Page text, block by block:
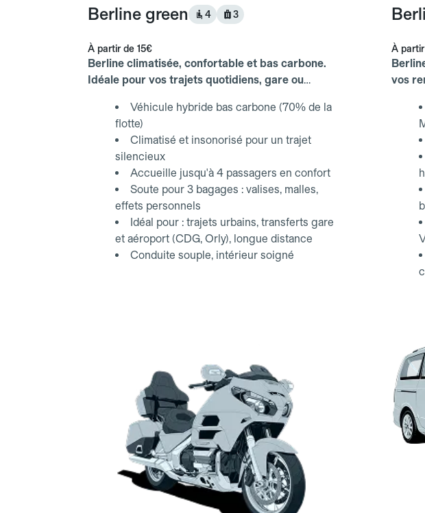
Berline green 4 3
À partir de 15€
Berline climatisée, confortable et bas carbone.
Idéale pour vos trajets quotidiens, gare ou
Véhicule hybride bas carbone (70% de la
flotte)
Climatisé et insonorisé pour un trajet
silencieux
Accueille jusqu'à 4 passagers en confort
Soute pour 3 bagages : valises, malles,
effets personnels
Idéal pour : trajets urbains, transferts gare
et aéroport (CDG, Orly), longue distance
Conduite souple, intérieur soigné
À
vos